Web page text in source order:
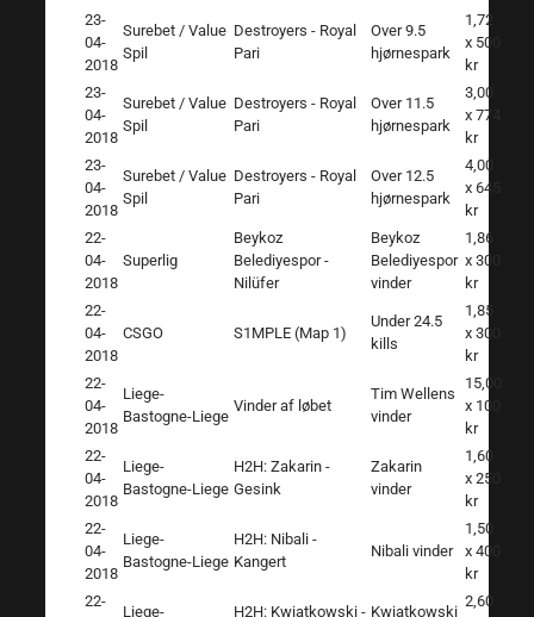
23-
04-
2018
Surebet / Value
Spil
Destroyers - Royal
Pari
Over 9.5
hjørnespark
1,72
x 500
kr
23-
04-
2018
Surebet / Value
Spil
Destroyers - Royal
Pari
Over 11.5
hjørnespark
3,00
x 774
kr
23-
04-
2018
Surebet / Value
Spil
Destroyers - Royal
Pari
Over 12.5
hjørnespark
4,00
x 645
kr
22-
04-
2018
Superlig
Beykoz
Belediyespor -
Nilüfer
Beykoz
Belediyespor
vinder
1,86
x 300
kr
22-
04-
2018
CSGO S1MPLE (Map 1)
Under 24.5
kills
1,85
x 300
kr
22-
04-
2018
Liege-
Bastogne-Liege
Vinder af løbet
Tim Wellens
vinder
15,00
x 100
kr
22-
04-
2018
Liege-
Bastogne-Liege
H2H: Zakarin -
Gesink
Zakarin
vinder
1,60
x 250
kr
22-
04-
2018
Liege-
Bastogne-Liege
H2H: Nibali -
Kangert
Nibali vinder
1,50
x 400
kr
22-
Liege-
H2H: Kwiatkowski - Kwiatkowski
2,60